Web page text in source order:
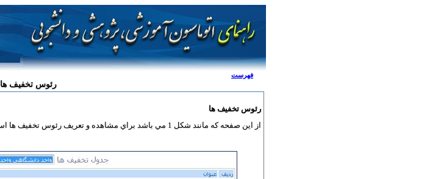
فهرست
رئوس تخفيف ها
رئوس تخفيف ها
از اين صفحه که مانند شکل 1 مي باشد براي مشاهده و تعريف رئوس تخفيف ها استفاده مي شود.